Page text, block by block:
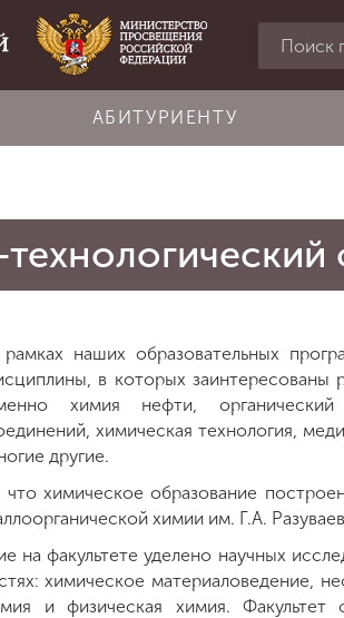
АБИТУРИЕНТУ
наших образовательных
в которых заинтересованы
химия нефти, органический
химическая технология,
другие.
химическое образование
химии им. Г.А.
на факультете уделено научных
химическое материаловедение,
и физическая химия.